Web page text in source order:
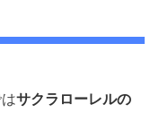
サクラローレルの